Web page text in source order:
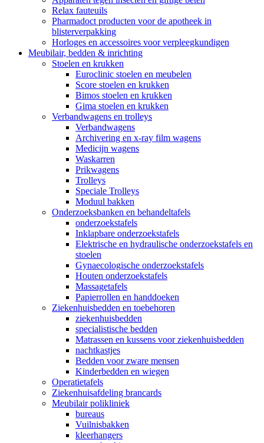
Relax fauteuils
Pharmadoct producten voor de apotheek in
blisterverpakking
Horloges en accessoires voor verpleegkundigen
Meubilair, bedden & inrichting
Stoelen en krukken
Euroclinic stoelen en meubelen
Score stoelen en krukken
Bimos stoelen en krukken
Gima stoelen en krukken
Verbandwagens en trolleys
Verbandwagens
Archivering en x-ray film wagens
Medicijn wagens
Waskarren
Prikwagens
Trolleys
Speciale Trolleys
Moduul bakken
Onderzoeksbanken en behandeltafels
onderzoekstafels
Inklapbare onderzoekstafels
Elektrische en hydraulische onderzoekstafels en
stoelen
Gynaecologische onderzoekstafels
Houten onderzoekstafels
Massagetafels
Papierrollen en handdoeken
Ziekenhuisbedden en toebehoren
ziekenhuisbedden
specialistische bedden
Matrassen en kussens voor ziekenhuisbedden
nachtkastjes
Bedden voor zware mensen
Kinderbedden en wiegen
Operatietafels
Ziekenhuisafdeling brancards
Meubilair polikliniek
bureaus
Vuilnisbakken
kleerhangers